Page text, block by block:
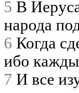
5 В
народа
6 Когда
ибо
7 И все